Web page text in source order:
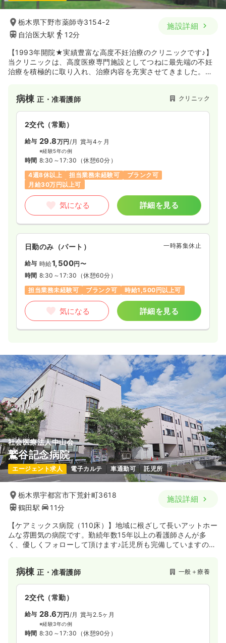
栃木県下野市薬師寺3154-2
自治医大駅
12分
施設詳細
【1993年開院★実績豊富な高度不妊治療のクリニックです♪】
当クリニックは、高度医療専門施設としてつねに最先端の不妊
治療を積極的に取り入れ、治療内容を充実させてきました。同
病棟正・准看護師 クリニック
2交代（常勤）
給与 29.8万円 /月 賞与4ヶ月
※経験5年の例
時間 8:30～17:30 （休憩60分）
4週8休以上
担当業務未経験可
ブランク可
月給30万円以上可
気になる 詳細を見る
日勤のみ（パート） 一時募集休止
給与 時給1,500円〜
時間 8:30～17:30 （休憩60分）
担当業務未経験可
ブランク可 時給1,500円以上可
気になる 詳細を見る
社会医療法人中山会
鷲谷記念病院
エージェント求人 電子カルテ 車通勤可 託児所
栃木県宇都宮市下荒針町3618
鶴田駅
11分
施設詳細
【ケアミックス病院（110床）】地域に根ざして長いアットホー
ムな雰囲気の病院です。勤続年数15年以上の看護師さんが多
く、優しくフォローして頂けます♪託児所も完備していますの
病棟正・准看護師 一般＋療養
2交代（常勤）
給与 28.6万円/月 賞与2.5ヶ月
※経験3年の例
時間 8:30～17:30 （休憩90分）